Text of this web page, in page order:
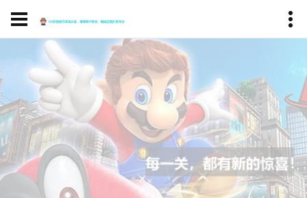
GG德州扑克
认识我们